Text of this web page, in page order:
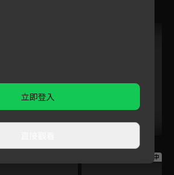
跟播中
立即登入